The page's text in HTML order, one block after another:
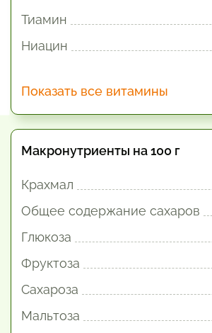
Тиамин
Ниацин
Показать все витамины
Макронутриенты на 100 г
Крахмал
Общее содержание сахаров
Глюкоза
Фруктоза
Сахароза
Мальтоза